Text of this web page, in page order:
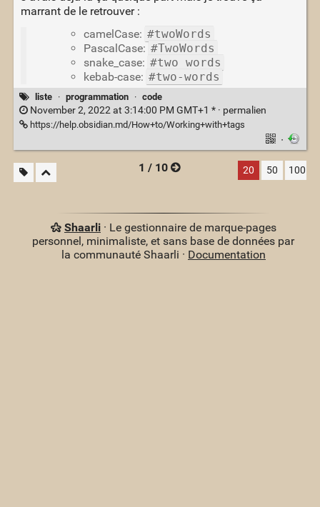
marrant de le retrouver :
camelCase: #twoWords
PascalCase: #TwoWords
snake_case: #two_words
kebab-case: #two-words
liste · programmation · code
November 2, 2022 at 3:14:00 PM GMT+1 * · permalien
https://help.obsidian.md/How+to/Working+with+tags
·
1 / 10
20 50 100
Shaarli· Le gestionnaire de marque-pages
personnel, minimaliste, et sans base de données par
la communauté Shaarli · Documentation